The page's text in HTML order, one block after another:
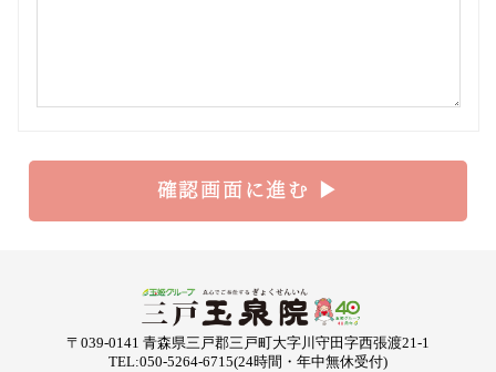
〒039-0141 青森県三戸郡三戸町大字川守田字西張渡21-1
TEL:050-5264-6715(24時間・年中無休受付)